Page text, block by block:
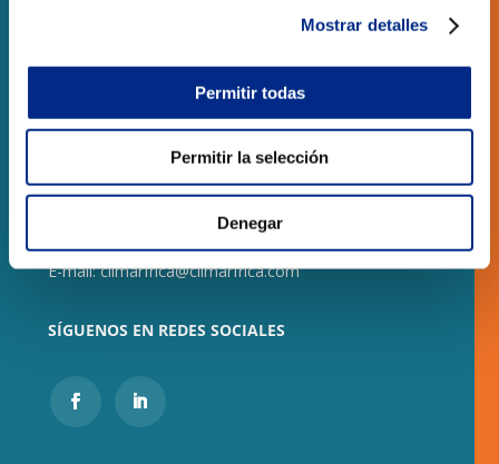
Mostrar detalles
Permitir todas
Permitir la selección
Denegar
Monasterio de Samos, 8 local
50013 – Zaragoza
(+34) 976 278 258
E-mail:climarfrica@climarfrica.com
SÍGUENOS EN REDES SOCIALES